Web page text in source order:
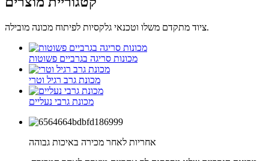
ציוד מתקדם משלו וטכנאי גלקסיות לפיתוח מכונה מובילה.
מכונות סריגה בגרביים פשוטות
מכונת גרב רגיל וטרי
מכונת גרבי נעליים
אחריות לאחר מכירה באיכות גבוהה